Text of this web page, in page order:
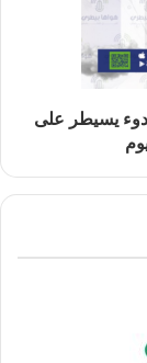
يسيطر على